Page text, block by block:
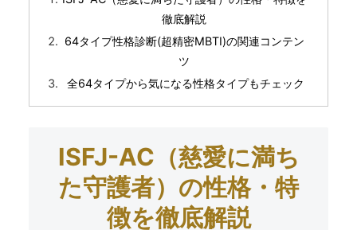
徹底解説
64タイプ性格診断(超精密MBTI)の関連コンテン
ツ
全64タイプから気になる性格タイプもチェック
ISFJ-AC（慈愛に満ち
た守護者）の性格・特
徴を徹底解説